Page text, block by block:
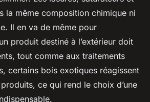
la même composition chimique ni
Il en va de même pour
produit destiné à l’extérieur doit
tout comme aux traitements
certains bois exotiques réagissent
ce qui rend le choix d’une